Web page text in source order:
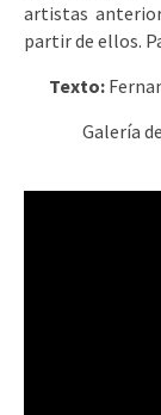
artistas
partir de ellos.
Texto:
Galería